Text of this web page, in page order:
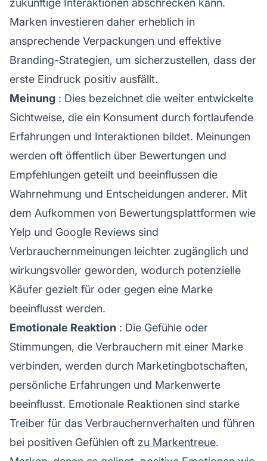
zukünftige Interaktionen abschrecken kann.
Marken investieren daher erheblich in
ansprechende Verpackungen und effektive
Branding-Strategien, um sicherzustellen, dass der
erste Eindruck positiv ausfällt.
Meinung : Dies bezeichnet die weiter entwickelte
Sichtweise, die ein Konsument durch fortlaufende
Erfahrungen und Interaktionen bildet. Meinungen
werden oft öffentlich über Bewertungen und
Empfehlungen geteilt und beeinflussen die
Wahrnehmung und Entscheidungen anderer. Mit
dem Aufkommen von Bewertungsplattformen wie
Yelp und Google Reviews sind
Verbrauchernmeinungen leichter zugänglich und
wirkungsvoller geworden, wodurch potenzielle
Käufer gezielt für oder gegen eine Marke
beeinflusst werden.
Emotionale Reaktion : Die Gefühle oder
Stimmungen, die Verbrauchern mit einer Marke
verbinden, werden durch Marketingbotschaften,
persönliche Erfahrungen und Markenwerte
beeinflusst. Emotionale Reaktionen sind starke
Treiber für das Verbrauchernverhalten und führen
bei positiven Gefühlen oft zu Markentreue.